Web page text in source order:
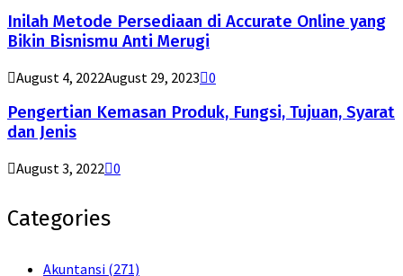
Inilah Metode Persediaan di Accurate Online yang
Bikin Bisnismu Anti Merugi
August 4, 2022August 29, 2023 0
Pengertian Kemasan Produk, Fungsi, Tujuan, Syarat
dan Jenis
August 3, 2022 0
Categories
Akuntansi (271)